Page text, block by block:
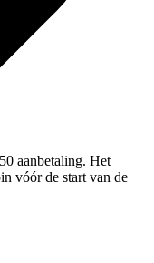
aanbetaling. Het
vóór de start van de